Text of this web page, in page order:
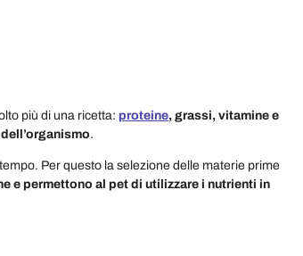
più di una ricetta: proteine, grassi, vitamine e
.
Per questo la selezione delle materie prime
e permettono al pet di utilizzare i nutrienti in